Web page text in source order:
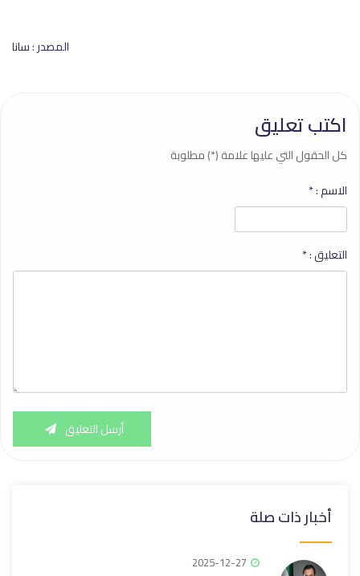
المصدر : سانا
اكتب تعليق
كل الحقول التي عليها علامة (*) مطلوبة
الاسم :*
التعليق :*
أرسل التعليق
أخبار ذات صلة
2025-12-27